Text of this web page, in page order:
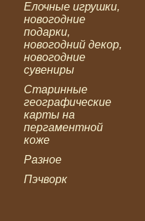
Елочные игрушки,
новогодние
подарки,
новогодний декор,
новогодние
сувениры
Старинные
географические
карты на
пергаментной
коже
Разное
Пэчворк